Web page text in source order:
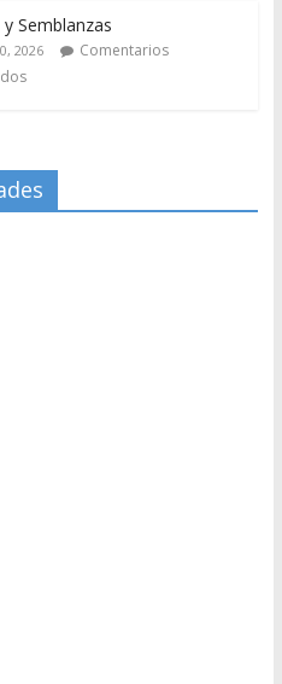
y Semblanzas
2026
Comentarios